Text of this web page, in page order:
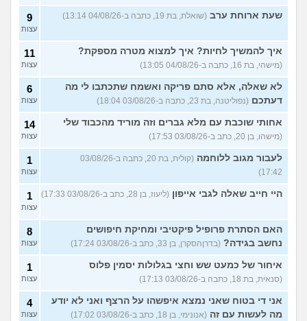
שעת ארוחת ערב (שואלת, בת 19, כתבה ב-04/08/26 13:14) 9
עצות
איך להמשיך לחיות? איך למצוא מטרה מספקת?
(מישהי, בת 16, כתבה ב-04/08/26 13:05)
11
עצות
לא שאלה, אלא סתם פריקה ואשמח שתכתבו לי מה
דעתכם (נפוליטנה, בת 23, כתבה ב-03/08/26 18:04)
6
עצות
אחותי שוכבת עם מלא גברים וזה מוריד מהכבוד שלי
(מישהו, בן 20, כתב ב-03/08/26 17:53)
14
עצות
לעבור מגוב ללוחמה
(קולית, בת 20, כתבה ב-03/08/26
17:42)
1
עצות
היי חייב שאלה לגבי אייפון (ליעוז, בן 28, כתב ב-03/08/26 17:33) 1
עצות
האם הסתרת פרופיל פיקטיבי ומחיקת חיפושים
נחשב בגידה? (בדרןהסקרן, בן 33, כתב ב-03/08/26 17:24)
8
עצות
איחור של כמעט שש וחצי בגלולות יסמין פלוס
(סנאית, בת 18, כתבה ב-03/08/26 17:13)
1
עצות
אני די בטוח שאני נמצא איפשהו על הרצף ואני לא יודע
מה לעשות עם זה (אנונימי, בן 18, כתב ב-03/08/26 17:02)
4
עצות